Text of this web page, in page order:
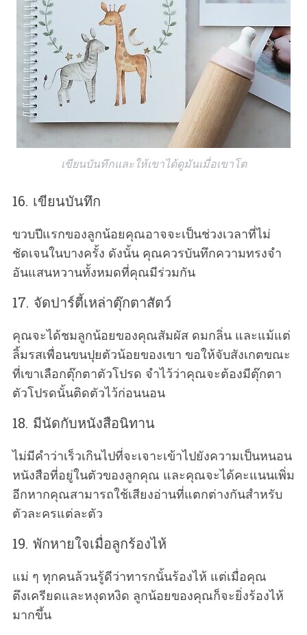
เขียนบันทึกและให้เขาได้ดูมันเมื่อเขาโต
16. เขียนบันทึก
ขวบปีแรกของลูกน้อยคุณอาจจะเป็นช่วงเวลาที่ไม่
ชัดเจนในบางครั้ง ดังนั้น คุณควรบันทึกความทรงจำ
อันแสนหวานทั้งหมดที่คุณมีร่วมกัน
17. จัดปาร์ตี้เหล่าตุ๊กตาสัตว์
คุณจะได้ชมลูกน้อยของคุณสัมผัส ดมกลิ่น และแม้แต่
ลิ้มรสเพื่อนขนปุยตัวน้อยของเขา ขอให้จับสังเกตขณะ
ที่เขาเลือกตุ๊กตาตัวโปรด จำไว้ว่าคุณจะต้องมีตุ๊กตา
ตัวโปรดนั้นติดตัวไว้ก่อนนอน
18. มีนัดกับหนังสือนิทาน
ไม่มีคำว่าเร็วเกินไปที่จะเจาะเข้าไปยังความเป็นหนอน
หนังสือที่อยู่ในตัวของลูกคุณ และคุณจะได้คะแนนเพิ่ม
อีกหากคุณสามารถใช้เสียงอ่านที่แตกต่างกันสำหรับ
ตัวละครแต่ละตัว
19. พักหายใจเมื่อลูกร้องไห้
แม่ ๆ ทุกคนล้วนรู้ดีว่าทารกนั้นร้องไห้ แต่เมื่อคุณ
ตึงเครียดและหงุดหงิด ลูกน้อยของคุณก็จะยิ่งร้องไห้
มากขึ้น